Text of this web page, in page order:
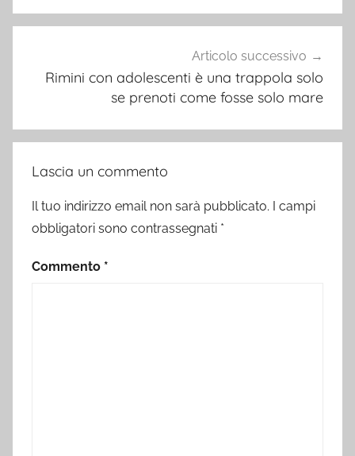
Articolo successivo
Rimini con adolescenti è una trappola solo
se prenoti come fosse solo mare
Lascia un commento
Il tuo indirizzo email non sarà pubblicato. I campi
obbligatori sono contrassegnati *
Commento *